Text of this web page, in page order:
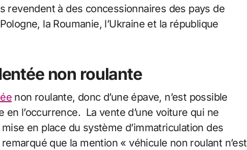
revendent à des concessionnaires des pays de
la Roumanie, l’Ukraine et la république
e non roulante
non roulante, donc d’une épave, n’est possible
l’occurrence. La vente d’une voiture qui ne
en place du système d’immatriculation des
que la mention « véhicule non roulant n’est